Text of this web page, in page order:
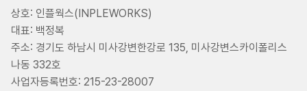
상호: 인플웍스(INPLEWORKS)
대표: 백정복
주소: 경기도 하남시 미사강변한강로 135, 미사강변스카이폴리스
나동 332호
사업자등록번호: 215-23-28007